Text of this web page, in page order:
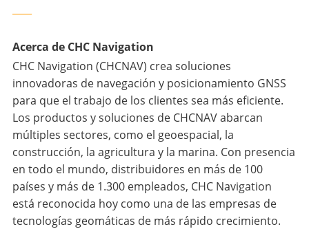
Acerca de CHC Navigation
CHC Navigation (CHCNAV) crea soluciones
innovadoras de navegación y posicionamiento GNSS
para que el trabajo de los clientes sea más eficiente.
Los productos y soluciones de CHCNAV abarcan
múltiples sectores, como el geoespacial, la
construcción, la agricultura y la marina. Con presencia
en todo el mundo, distribuidores en más de 100
países y más de 1.300 empleados, CHC Navigation
está reconocida hoy como una de las empresas de
tecnologías geomáticas de más rápido crecimiento.